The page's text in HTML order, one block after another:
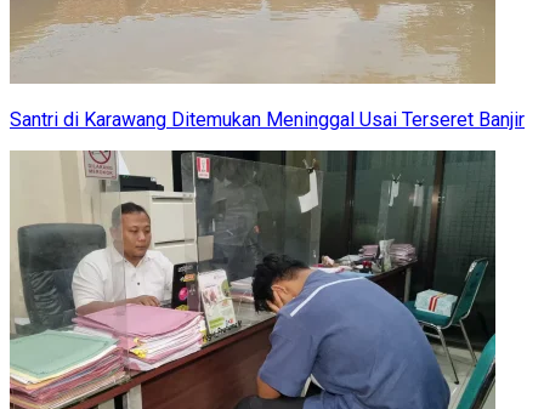
Santri di Karawang Ditemukan Meninggal Usai Terseret Banjir